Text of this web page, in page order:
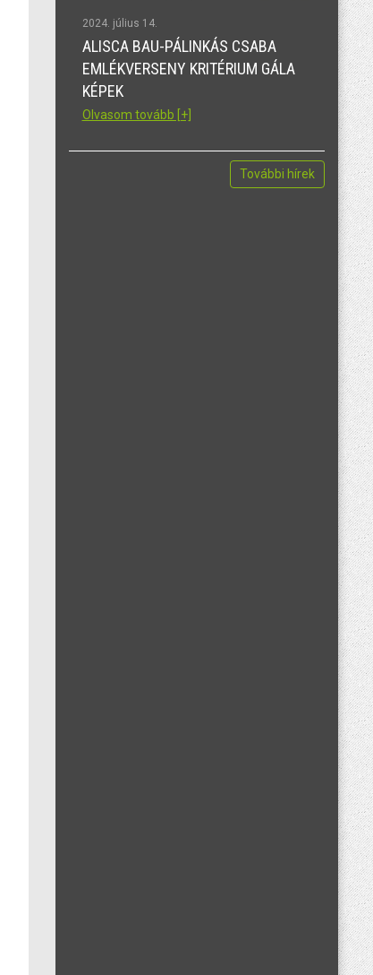
2024. július 14.
ALISCA BAU-PÁLINKÁS CSABA
EMLÉKVERSENY KRITÉRIUM GÁLA
KÉPEK
Olvasom tovább [+]
További hírek